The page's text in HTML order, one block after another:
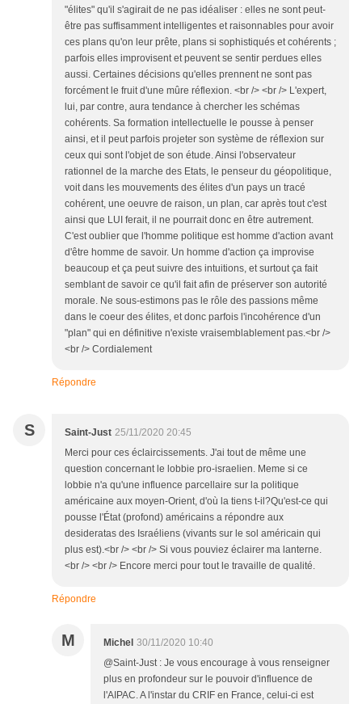
"élites" qu'il s'agirait de ne pas idéaliser : elles ne sont peut-
être pas suffisamment intelligentes et raisonnables pour avoir
ces plans qu'on leur prête, plans si sophistiqués et cohérents ;
parfois elles improvisent et peuvent se sentir perdues elles
aussi. Certaines décisions qu'elles prennent ne sont pas
forcément le fruit d'une mûre réflexion. <br /> <br /> L'expert,
lui, par contre, aura tendance à chercher les schémas
cohérents. Sa formation intellectuelle le pousse à penser
ainsi, et il peut parfois projeter son système de réflexion sur
ceux qui sont l'objet de son étude. Ainsi l'observateur
rationnel de la marche des Etats, le penseur du géopolitique,
voit dans les mouvements des élites d'un pays un tracé
cohérent, une oeuvre de raison, un plan, car après tout c'est
ainsi que LUI ferait, il ne pourrait donc en être autrement.
C'est oublier que l'homme politique est homme d'action avant
d'être homme de savoir. Un homme d'action ça improvise
beaucoup et ça peut suivre des intuitions, et surtout ça fait
semblant de savoir ce qu'il fait afin de préserver son autorité
morale. Ne sous-estimons pas le rôle des passions même
dans le coeur des élites, et donc parfois l'incohérence d'un
"plan" qui en définitive n'existe vraisemblablement pas.<br />
<br /> Cordialement
Répondre
S Saint-Just 25/11/2020 20:45
Merci pour ces éclaircissements. J'ai tout de même une
question concernant le lobbie pro-israelien. Meme si ce
lobbie n'a qu'une influence parcellaire sur la politique
américaine aux moyen-Orient, d'où la tiens t-il?Qu'est-ce qui
pousse l'État (profond) américains a répondre aux
desideratas des Israéliens (vivants sur le sol américain qui
plus est).<br /> <br /> Si vous pouviez éclairer ma lanterne.
<br /> <br /> Encore merci pour tout le travaille de qualité.
Répondre
M Michel 30/11/2020 10:40
@Saint-Just : Je vous encourage à vous renseigner
plus en profondeur sur le pouvoir d'influence de
l'AIPAC. A l'instar du CRIF en France, celui-ci est